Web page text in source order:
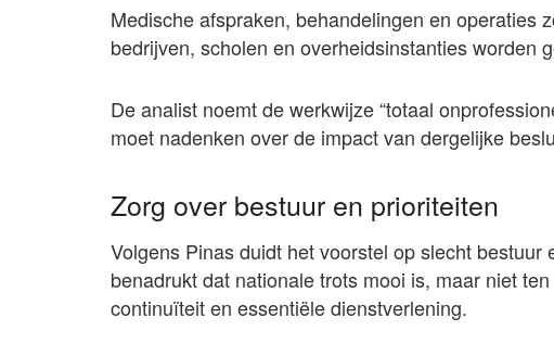
Medische afspraken, behandelingen en operaties
bedrijven, scholen en overheidsinstanties worden
De analist noemt de werkwijze “totaal
moet nadenken over de impact van dergelijke
Zorg over bestuur en prioriteiten
Volgens Pinas duidt het voorstel op slecht
benadrukt dat nationale trots mooi is, maar niet
continuïteit en essentiële dienstverlening.